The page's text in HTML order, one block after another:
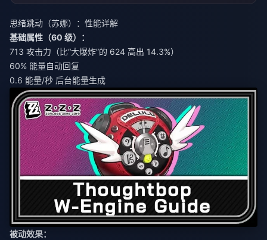
思绪跳动（苏娜）：性能详解
基础属性（60 级）：
713 攻击力（比“大爆炸”的 624 高出 14.3%）
60% 能量自动回复
0.6 能量/秒 后台能量生成
被动效果：